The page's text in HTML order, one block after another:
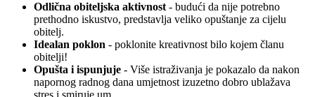
Odlična obiteljska aktivnost- budući da nije potrebno
prethodno iskustvo, predstavlja veliko opuštanje za cijelu
obitelj.
Idealan poklon - poklonite kreativnost bilo kojem članu
obitelji!
Opušta i ispunjuje - Više istraživanja je pokazalo da nakon
napornog radnog dana umjetnost izuzetno dobro ublažava